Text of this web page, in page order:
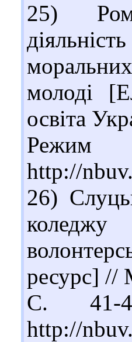
25)
молоді
освіта
http://
26)
ресурс] //
С. 41-
http://